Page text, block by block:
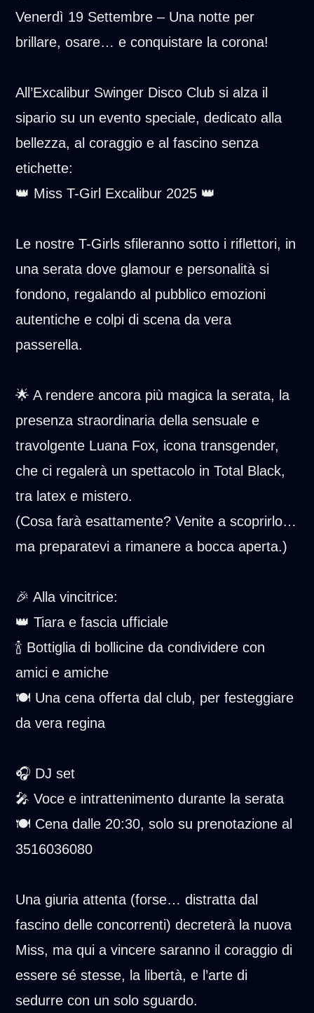
Venerdì 19 Settembre – Una notte per
brillare, osare… e conquistare la corona!
All’Excalibur Swinger Disco Club si alza il
sipario su un evento speciale, dedicato alla
bellezza, al coraggio e al fascino senza
etichette:
👑 Miss T-Girl Excalibur 2025 👑
Le nostre T-Girls sfileranno sotto i riflettori, in
una serata dove glamour e personalità si
fondono, regalando al pubblico emozioni
autentiche e colpi di scena da vera
passerella.
🌟 A rendere ancora più magica la serata, la
presenza straordinaria della sensuale e
travolgente Luana Fox, icona transgender,
che ci regalerà un spettacolo in Total Black,
tra latex e mistero.
(Cosa farà esattamente? Venite a scoprirlo…
ma preparatevi a rimanere a bocca aperta.)
🎉 Alla vincitrice:
👑 Tiara e fascia ufficiale
🍾 Bottiglia di bollicine da condividere con
amici e amiche
🍽️ Una cena offerta dal club, per festeggiare
da vera regina
🎧 DJ set
🎤 Voce e intrattenimento durante la serata
🍽️ Cena dalle 20:30, solo su prenotazione al
3516036080
Una giuria attenta (forse… distratta dal
fascino delle concorrenti) decreterà la nuova
Miss, ma qui a vincere saranno il coraggio di
essere sé stesse, la libertà, e l’arte di
sedurre con un solo sguardo.